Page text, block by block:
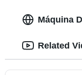
Máquina
Related